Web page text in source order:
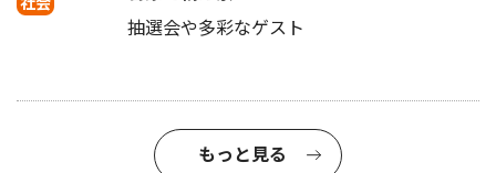
抽選会や多彩なゲスト
もっと見る